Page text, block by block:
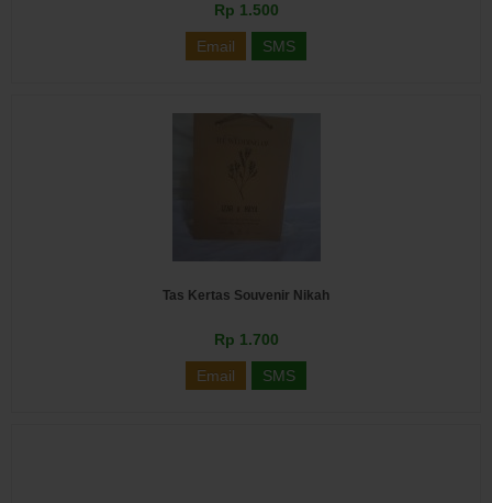
Rp 1.500
Email SMS
Tas Kertas Souvenir Nikah
Rp 1.700
Email SMS